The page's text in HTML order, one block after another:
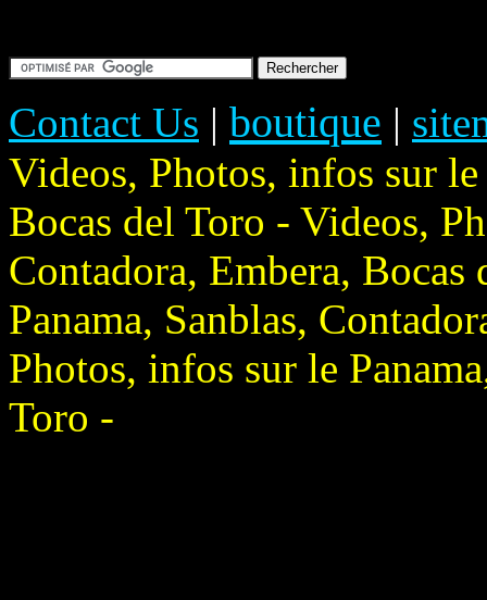
Contact Us | boutique |
Videos, Photos, infos sur
Bocas del Toro - Videos,
Contadora, Embera,
Panama, Sanblas,
Photos, infos sur le
Toro -